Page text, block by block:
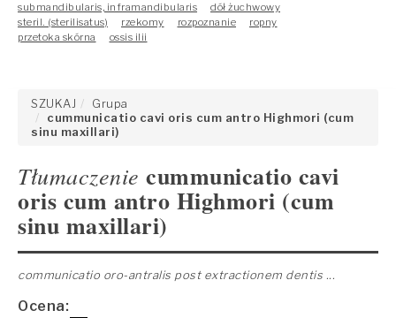
submandibularis, inframandibularis
dół żuchwowy
steril. (sterilisatus)
rzekomy rozpoznanie
ropny
przetoka skórna
ossis ilii
SZUKAJ
Grupa
cummunicatio cavi oris cum antro Highmori (cum
sinu maxillari)
Tłumaczenie cummunicatio cavi
oris cum antro Highmori (cum
sinu maxillari)
communicatio oro-antralis post extractionem dentis ...
Ocena: